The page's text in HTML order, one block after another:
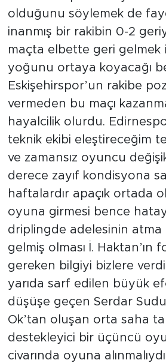
olduğunu söylemek de
inanmış bir rakibin 0-2
maçta elbette geri gelmek
yoğunu ortaya koyacağı
Eskişehirspor’un rakibe
vermeden bu maçı
hayalcilik olurdu.
teknik ekibi eleştireceğim
ve zamansız oyuncu
derece zayıf kondisyona
haftalardır apaçık ortada
oyuna girmesi bence
driplingde adelesinin atma
gelmiş olması İ. Haktan’ın
gereken bilgiyi bizlere
yarıda sarf edilen büyük
düşüşe geçen Serdar
Ok’tan oluşan orta saha
destekleyici bir üçüncü
civarında oyuna